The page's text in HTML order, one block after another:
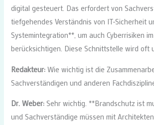
digital gesteuert. Das erfordert von
tiefgehendes Verständnis von IT-Sicherheit
Systemintegration**, um auch Cyberrisiken
berücksichtigen. Diese Schnittstelle wird oft
Redakteur: Wie wichtig ist die
Sachverständigen und anderen
Dr. Weber: Sehr wichtig. **Brandschutz ist
und Sachverständige müssen mit